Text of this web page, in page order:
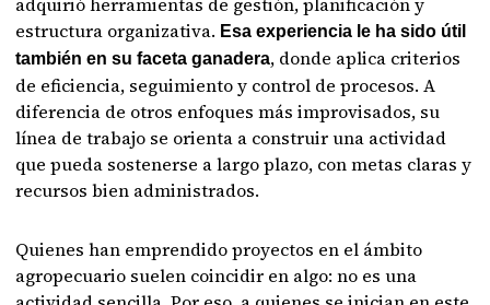
estructura organizativa. Esa experiencia le ha sido útil
también en su faceta ganadera, donde aplica criterios
de eficiencia, seguimiento y control de procesos. A
diferencia de otros enfoques más improvisados, su
línea de trabajo se orienta a construir una actividad
que pueda sostenerse a largo plazo, con metas claras y
recursos bien administrados.
Quienes han emprendido proyectos en el ámbito
agropecuario suelen coincidir en algo: no es una